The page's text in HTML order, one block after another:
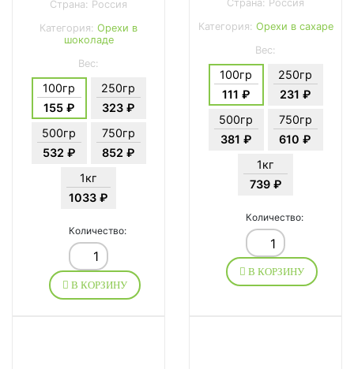
Страна: Россия
Категория: Орехи в
шоколаде
Вес:
100гр
155 ₽
250гр
323 ₽
500гр
532 ₽
750гр
852 ₽
1кг
1033 ₽
Количество:
В КОРЗИНУ
Страна: Россия
Категория: Орехи в сахаре
Вес:
100гр
111 ₽
250гр
231 ₽
500гр
381 ₽
750гр
610 ₽
1кг
739 ₽
Количество:
В КОРЗИНУ